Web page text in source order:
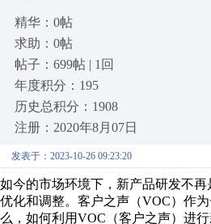
精华：0帖
求助：0帖
帖子：699帖 | 1回
年度积分：195
历史总积分：1908
注册：2020年8月07日
发表于：2023-10-26 09:23:20
如今的市场环境下，新产品研发不
优化和调整。客户之声（VOC）作
么，如何利用VOC（客户之声）进